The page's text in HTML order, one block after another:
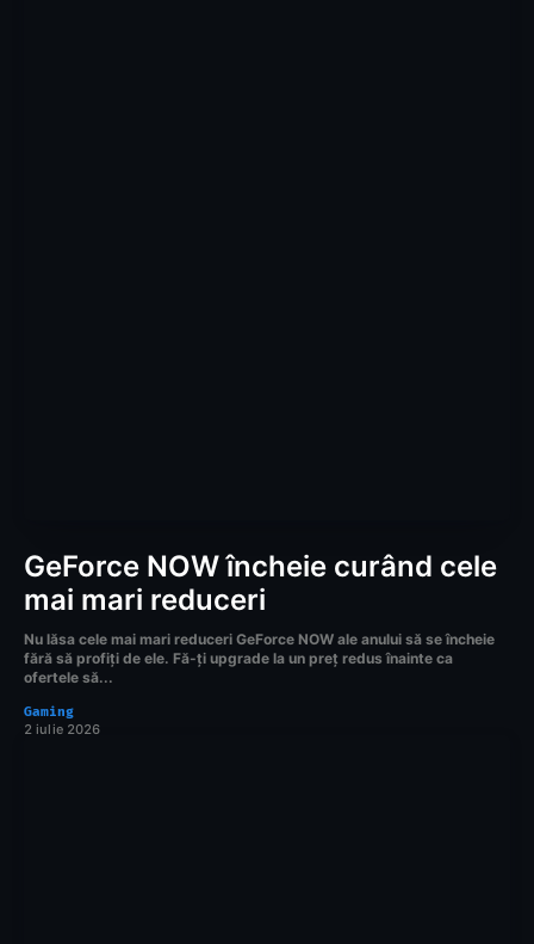
GeForce NOW încheie curând cele
mai mari reduceri
Nu lăsa cele mai mari reduceri GeForce NOW ale anului să se încheie
fără să profiți de ele. Fă-ți upgrade la un preț redus înainte ca
ofertele să...
Gaming
2 iulie 2026